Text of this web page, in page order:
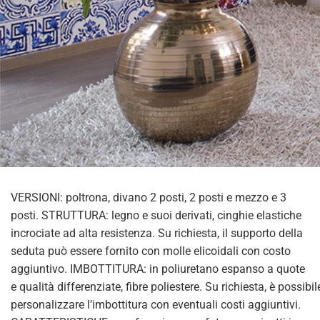
VERSIONI: poltrona, divano 2 posti, 2 posti e mezzo e 3
posti. STRUTTURA: legno e suoi derivati, cinghie elastiche
incrociate ad alta resistenza. Su richiesta, il supporto della
seduta può essere fornito con molle elicoidali con costo
aggiuntivo. IMBOTTITURA: in poliuretano espanso a quote
e qualità differenziate, fibre poliestere. Su richiesta, è
personalizzare l’imbottitura con eventuali costi aggiuntivi.